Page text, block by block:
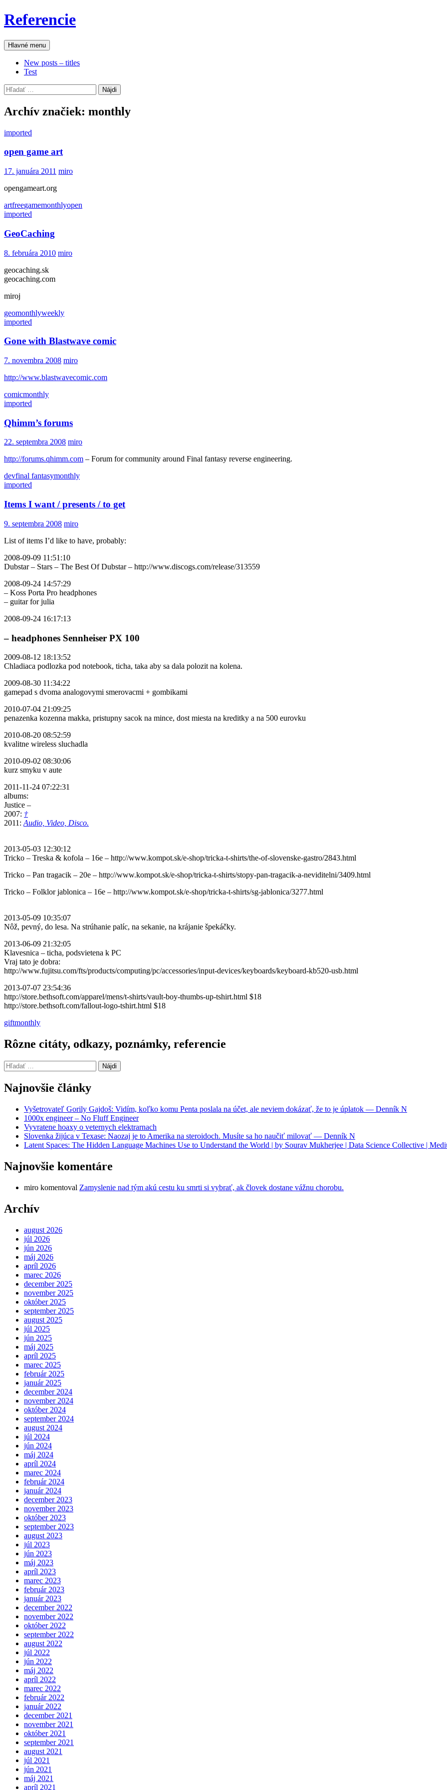
Preskočiť
na
Referencie
Hľadať
Hlavné menu
New posts – titles
Test
Hľadať:
Archív značiek: monthly
imported
open game art
17. januára 2011 miro
opengameart.org
artfreegamemonthlyopen
imported
GeoCaching
8. februára 2010 miro
geocaching.sk
geocaching.com
miroj
geomonthlyweekly
imported
Gone with Blastwave comic
7. novembra 2008 miro
http://www.blastwavecomic.com
comicmonthly
imported
Qhimm’s forums
22. septembra 2008 miro
http://forums.qhimm.com – Forum for community around Final fantasy reverse engineering.
devfinal fantasymonthly
imported
Items I want / presents / to get
9. septembra 2008 miro
List of items I’d like to have, probably:
2008-09-09 11:51:10
Dubstar – Stars – The Best Of Dubstar – http://www.discogs.com/release/313559
2008-09-24 14:57:29
– Koss Porta Pro headphones
– guitar for julia
2008-09-24 16:17:13
– headphones Sennheiser PX 100
2009-08-12 18:13:52
Chladiaca podlozka pod notebook, ticha, taka aby sa dala polozit na kolena.
2009-08-30 11:34:22
gamepad s dvoma analogovymi smerovacmi + gombikami
2010-07-04 21:09:25
penazenka kozenna makka, pristupny sacok na mince, dost miesta na kreditky a na 500 eurovku
2010-08-20 08:52:59
kvalitne wireless sluchadla
2010-09-02 08:30:06
kurz smyku v aute
2011-11-24 07:22:31
albums:
Justice –
2007: †
2011: Audio, Video, Disco.
2013-05-03 12:30:12
Tricko – Treska & kofola – 16e – http://www.kompot.sk/e-shop/tricka-t-shirts/the-of-slovenske-gastro/2843.html
Tricko – Pan tragacik – 20e – http://www.kompot.sk/e-shop/tricka-t-shirts/stopy-pan-tragacik-a-neviditelni/3409.html
Tricko – Folklor jablonica – 16e – http://www.kompot.sk/e-shop/tricka-t-shirts/sg-jablonica/3277.html
2013-05-09 10:35:07
Nôž, pevný, do lesa. Na strúhanie palíc, na sekanie, na krájanie špekáčky.
2013-06-09 21:32:05
Klavesnica – ticha, podsvietena k PC
Vraj tato je dobra:
http://www.fujitsu.com/fts/products/computing/pc/accessories/input-devices/keyboards/keyboard-kb520-usb.html
2013-07-07 23:54:36
http://store.bethsoft.com/apparel/mens/t-shirts/vault-boy-thumbs-up-tshirt.html $18
http://store.bethsoft.com/fallout-logo-tshirt.html $18
giftmonthly
Rôzne citáty, odkazy, poznámky, referencie
Hľadať:
Najnovšie články
Vyšetrovateľ Gorily Gajdoš: Vidím, koľko komu Penta poslala na účet, ale neviem dokázať, že to je úplatok — Denník N
1000x engineer – No Fluff Engineer
Vyvratene hoaxy o veternych elektrarnach
Slovenka žijúca v Texase: Naozaj je to Amerika na steroidoch. Musíte sa ho naučiť milovať — Denník N
Latent Spaces: The Hidden Language Machines Use to Understand the World | by Sourav Mukherjee | Data Science Collective |
Najnovšie komentáre
miro komentoval Zamyslenie nad tým akú cestu ku smrti si vybrať, ak človek dostane vážnu chorobu.
Archív
august 2026
júl 2026
jún 2026
máj 2026
apríl 2026
marec 2026
december 2025
november 2025
október 2025
september 2025
august 2025
júl 2025
jún 2025
máj 2025
apríl 2025
marec 2025
február 2025
január 2025
december 2024
november 2024
október 2024
september 2024
august 2024
júl 2024
jún 2024
máj 2024
apríl 2024
marec 2024
február 2024
január 2024
december 2023
november 2023
október 2023
september 2023
august 2023
júl 2023
jún 2023
máj 2023
apríl 2023
marec 2023
február 2023
január 2023
december 2022
november 2022
október 2022
september 2022
august 2022
júl 2022
jún 2022
máj 2022
apríl 2022
marec 2022
február 2022
január 2022
december 2021
november 2021
október 2021
september 2021
august 2021
júl 2021
jún 2021
máj 2021
apríl 2021